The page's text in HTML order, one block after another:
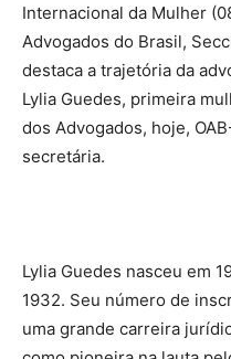
Internacional da Mulher
Advogados do Brasil,
destaca a trajetória da
Lylia Guedes, primeira
dos Advogados, hoje,
secretária.
Lylia Guedes nasceu em
1932. Seu número de
uma grande carreira